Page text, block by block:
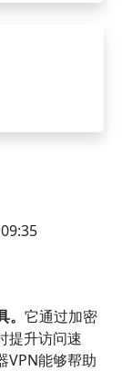
它通过加密
提升访问速
VPN能够帮助